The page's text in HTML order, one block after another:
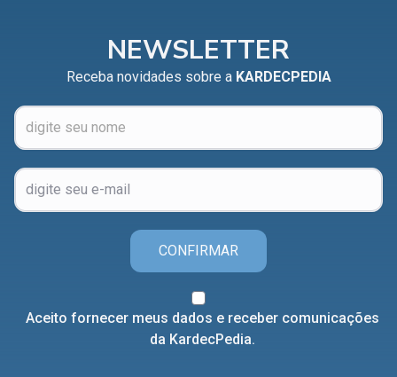
NEWSLETTER
Receba novidades sobre a KARDECPEDIA
CONFIRMAR
Aceito fornecer meus dados e receber comunicações
da KardecPedia.